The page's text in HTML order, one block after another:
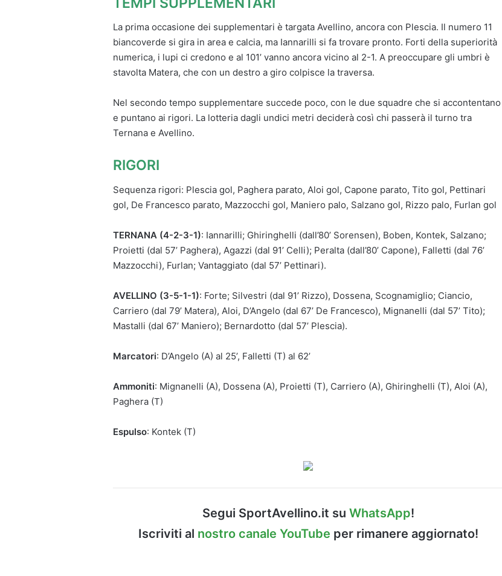
La prima occasione dei supplementari è targata Avellino, ancora con Plescia. Il numero 11
biancoverde si gira in area e calcia, ma Iannarilli si fa trovare pronto. Forti della superiorità
numerica, i lupi ci credono e al 101’ vanno ancora vicino al 2-1. A preoccupare gli umbri è
stavolta Matera, che con un destro a giro colpisce la traversa.
Nel secondo tempo supplementare succede poco, con le due squadre che si accontentano
e puntano ai rigori. La lotteria dagli undici metri deciderà così chi passerà il turno tra
Ternana e Avellino.
RIGORI
Sequenza rigori: Plescia gol, Paghera parato, Aloi gol, Capone parato, Tito gol, Pettinari
gol, De Francesco parato, Mazzocchi gol, Maniero palo, Salzano gol, Rizzo palo, Furlan gol
TERNANA (4-2-3-1): Iannarilli; Ghiringhelli (dall’80’ Sorensen), Boben, Kontek, Salzano;
Proietti (dal 57’ Paghera), Agazzi (dal 91’ Celli); Peralta (dall’80’ Capone), Falletti (dal 76’
Mazzocchi), Furlan; Vantaggiato (dal 57’ Pettinari).
AVELLINO (3-5-1-1): Forte; Silvestri (dal 91’ Rizzo), Dossena, Scognamiglio; Ciancio,
Carriero (dal 79’ Matera), Aloi, D’Angelo (dal 67’ De Francesco), Mignanelli (dal 57’ Tito);
Mastalli (dal 67’ Maniero); Bernardotto (dal 57’ Plescia).
Marcatori: D’Angelo (A) al 25’, Falletti (T) al 62’
Ammoniti: Mignanelli (A), Dossena (A), Proietti (T), Carriero (A), Ghiringhelli (T), Aloi (A),
Paghera (T)
Espulso: Kontek (T)
Segui SportAvellino.it su WhatsApp!
Iscriviti al nostro canale YouTube per rimanere aggiornato!